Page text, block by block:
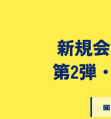
新規
第2弾